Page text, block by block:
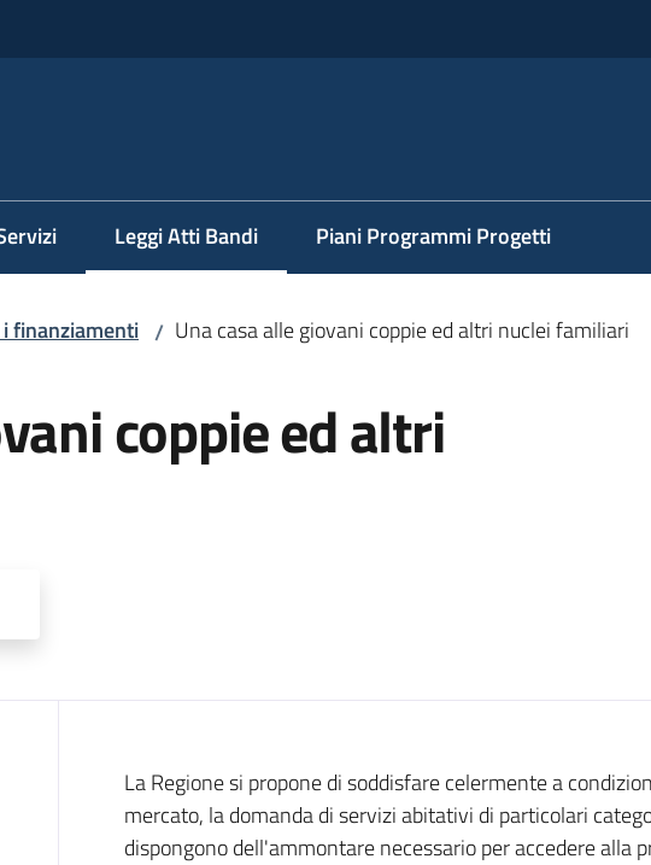
Leggi Atti Bandi
Menu selezionato Piani Programmi Progetti
finanziamenti / Una casa alle giovani coppie ed altri nuclei familiari
coppie ed altri
Descrizione
La Regione si propone di soddisfare celermente a
mercato, la domanda di servizi abitativi di particolari
dispongono dell'ammontare necessario per accedere alla